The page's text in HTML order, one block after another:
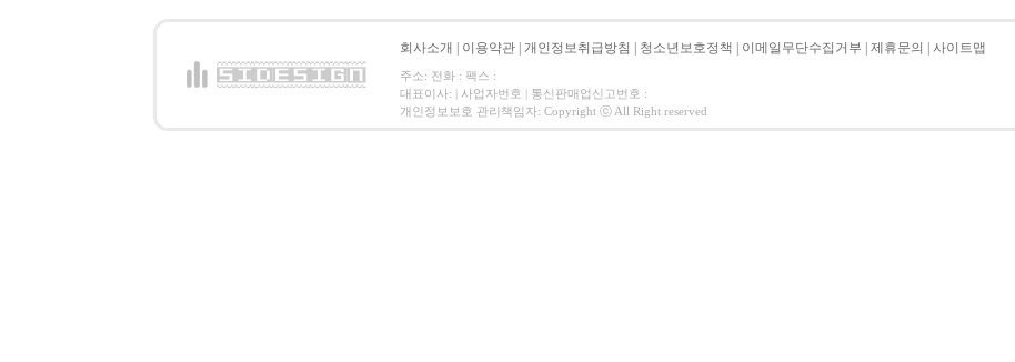
회사소개 이용약관 개인정보취급방침 청소년보호정책 이메일무단수집거부 제휴문의 사이트맵
주소: 전화 : 팩스 :
대표이사: | 사업자번호 | 통신판매업신고번호 :
개인정보보호 관리책임자: Copyright ⓒ All Right reserved